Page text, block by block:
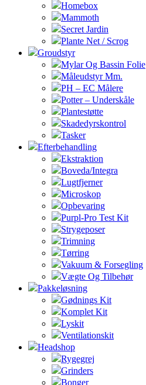
Homebox
Mammoth
Secret Jardin
Plante Net / Scrog
Groudstyr
Mylar Og Bassin Folie
Måleudstyr Mm.
PH – EC Målere
Potter – Underskåle
Plantestøtte
Skadedyrskontrol
Tasker
Efterbehandling
Ekstraktion
Boveda/Integra
Lugtfjerner
Microskop
Opbevaring
Purpl-Pro Test Kit
Strygeposer
Trimning
Tørring
Vakuum & Forsegling
Vægte Og Tilbehør
Pakkeløsning
Gødnings Kit
Komplet Kit
Lyskit
Ventilationskit
Headshop
Rygegrej
Grinders
Bonger